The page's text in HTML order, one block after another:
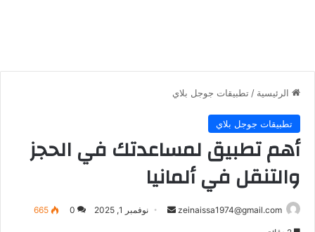
الرئيسية / تطبيقات جوجل بلاي
تطبيقات جوجل بلاي
أهم تطبيق لمساعدتك في الحجز
والتنقل في ألمانيا
zeinaissa1974@gmail.com
أرسل نوفمبر 1, 2025 0
665